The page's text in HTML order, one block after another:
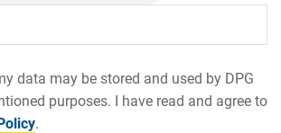
data may be stored and used by DPG
purposes. I have read and agree to
.